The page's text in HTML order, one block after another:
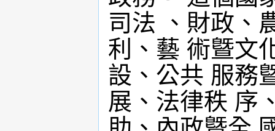
司法 、財政、
利、藝 術曁文
設、公共 服務
展、法律秩 序